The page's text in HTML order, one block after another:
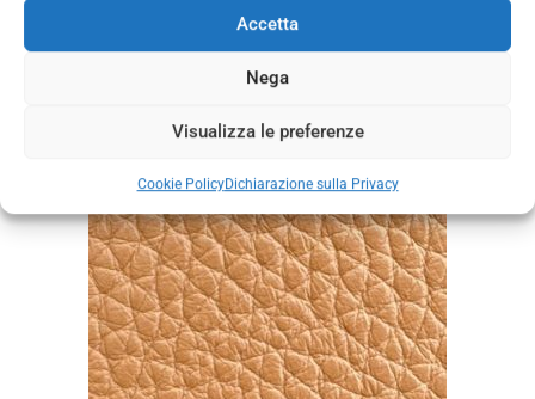
Accetta
Nega
Visualizza le preferenze
Cookie PolicyDichiarazione sulla Privacy
Mousse Cuoio